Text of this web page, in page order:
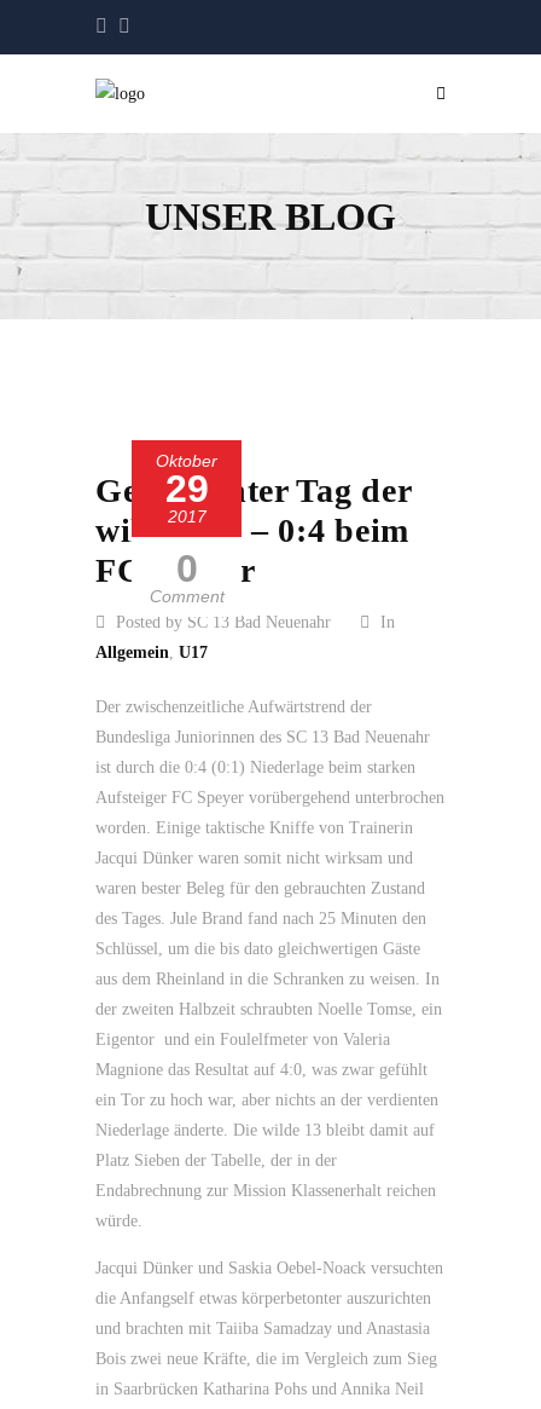
UNSER BLOG
Oktober
29
2017
0
Comment
Gebrauchter Tag der
wilden 13 – 0:4 beim
FC Speyer
Posted by SC 13 Bad Neuenahr
In
Allgemein, U17
Der zwischenzeitliche Aufwärtstrend der
Bundesliga Juniorinnen des SC 13 Bad Neuenahr
ist durch die 0:4 (0:1) Niederlage beim starken
Aufsteiger FC Speyer vorübergehend unterbrochen
worden. Einige taktische Kniffe von Trainerin
Jacqui Dünker waren somit nicht wirksam und
waren bester Beleg für den gebrauchten Zustand
des Tages. Jule Brand fand nach 25 Minuten den
Schlüssel, um die bis dato gleichwertigen Gäste
aus dem Rheinland in die Schranken zu weisen. In
der zweiten Halbzeit schraubten Noelle Tomse, ein
Eigentor und ein Foulelfmeter von Valeria
Magnione das Resultat auf 4:0, was zwar gefühlt
ein Tor zu hoch war, aber nichts an der verdienten
Niederlage änderte. Die wilde 13 bleibt damit auf
Platz Sieben der Tabelle, der in der
Endabrechnung zur Mission Klassenerhalt reichen
würde.
Jacqui Dünker und Saskia Oebel-Noack versuchten
die Anfangself etwas körperbetonter auszurichten
und brachten mit Taiiba Samadzay und Anastasia
Bois zwei neue Kräfte, die im Vergleich zum Sieg
in Saarbrücken Katharina Pohs und Annika Neil